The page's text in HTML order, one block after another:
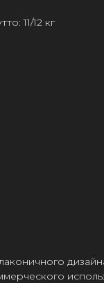
11/12 кг